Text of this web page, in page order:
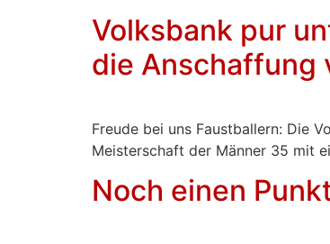
Volksbank pur
die Anschaffung
Freude bei uns Faustballern: Die
Meisterschaft der Männer 35 mit
Noch einen